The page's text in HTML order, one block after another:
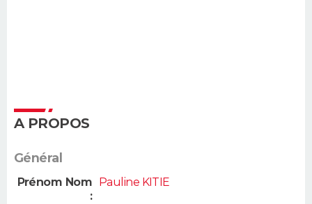
A PROPOS
Général
Prénom Nom
:
Pauline KITIE